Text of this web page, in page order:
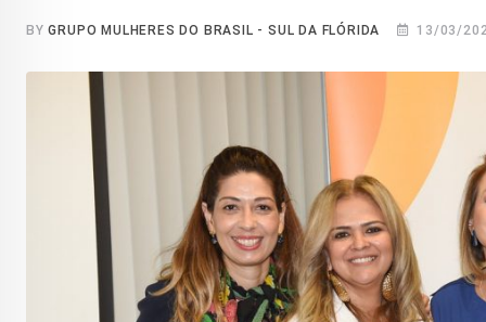
BYGRUPO MULHERES DO BRASIL - SUL DA FLÓRIDA 13/03/